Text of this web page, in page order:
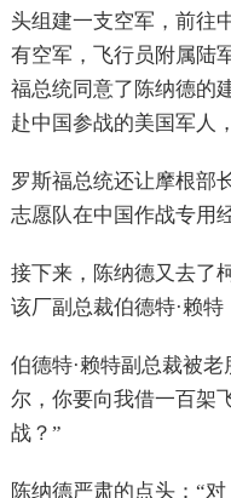
头组建一支空军，前往
有空军，飞行员附属陆
福总统同意了陈纳德的
赴中国参战的美国军人
罗斯福总统还让摩根部
志愿队在中国作战专用
接下来，陈纳德又去了
该厂副总裁伯德特·赖特
伯德特·赖特副总裁被
尔，你要向我借一百架
战？”
陈纳德严肃的点头：“